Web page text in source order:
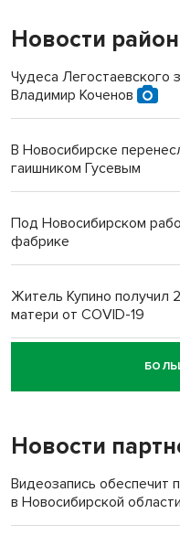
Новости
Чудеса Легостаевского
Владимир Коченов
В Новосибирске
гаишником Гусевым
Под Новосибирском
фабрике
Житель Купино получил
матери от COVID-19
Новосибирский суд
пенсионерки на вокзале
Новости
Видеозапись обеспечит
в Новосибирской области